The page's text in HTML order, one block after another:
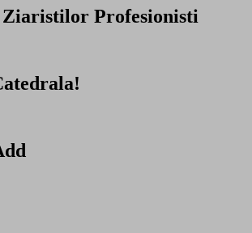
Ziaristilor Profesionisti